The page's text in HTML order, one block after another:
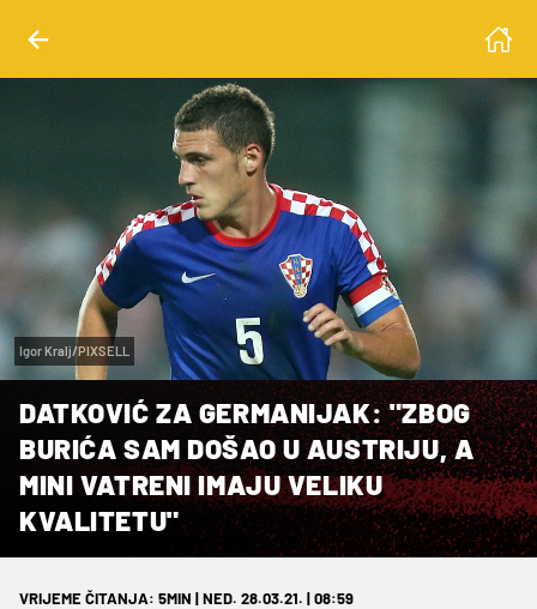
Igor Kralj/PIXSELL
DATKOVIĆ ZA GERMANIJAK: "ZBOG
BURIĆA SAM DOŠAO U AUSTRIJU, A
MINI VATRENI IMAJU VELIKU
KVALITETU"
VRIJEME ČITANJA: 5MIN | NED. 28.03.21. | 08:59